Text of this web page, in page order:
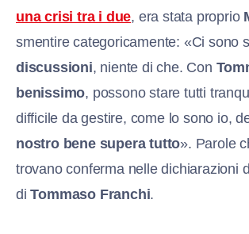
una crisi tra i due, era stata proprio
smentire categoricamente: «Ci sono
discussioni, niente di che. Con
benissimo, possono stare tutti
difficile da gestire, come lo sono io,
nostro bene supera tutto». Parole
trovano conferma nelle dichiarazioni
diTommaso Franchi.